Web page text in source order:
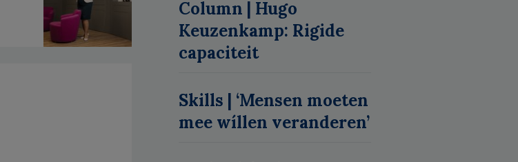
Column | Hugo
Keuzenkamp: Rigide
capaciteit
Skills | ‘Mensen moeten
mee wíllen veranderen’